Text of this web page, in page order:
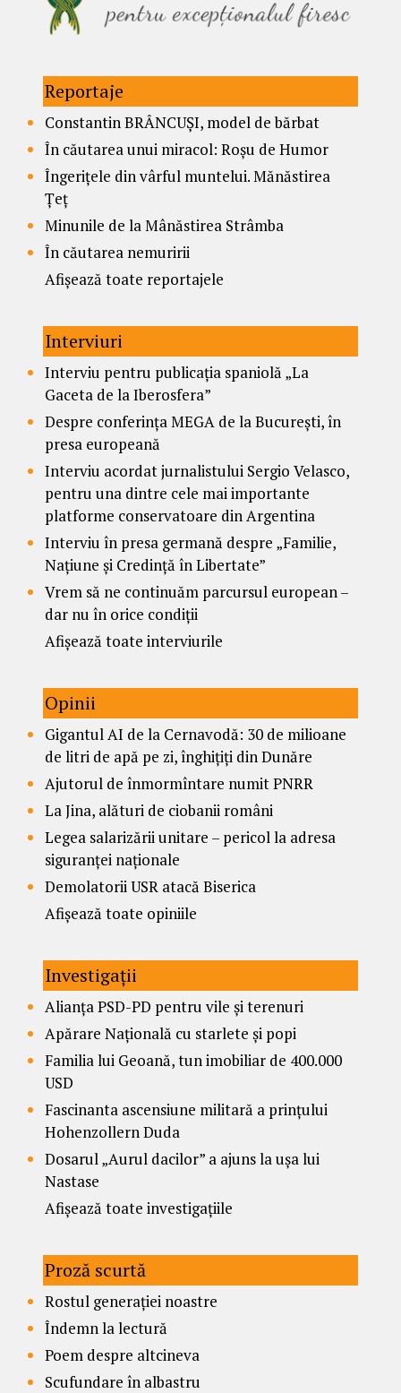
Reportaje
Constantin BRÂNCUȘI, model de bărbat
În căutarea unui miracol: Roșu de Humor
Îngerițele din vârful muntelui. Mănăstirea
Țeț
Minunile de la Mânăstirea Strâmba
În căutarea nemuririi
Afișează toate reportajele
Interviuri
Interviu pentru publicația spaniolă „La
Gaceta de la Iberosfera”
Despre conferința MEGA de la București, în
presa europeană
Interviu acordat jurnalistului Sergio Velasco,
pentru una dintre cele mai importante
platforme conservatoare din Argentina
Interviu în presa germană despre „Familie,
Națiune și Credință în Libertate”
Vrem să ne continuăm parcursul european –
dar nu în orice condiții
Afișează toate interviurile
Opinii
Gigantul AI de la Cernavodă: 30 de milioane
de litri de apă pe zi, înghițiți din Dunăre
Ajutorul de înmormîntare numit PNRR
La Jina, alături de ciobanii români
Legea salarizării unitare – pericol la adresa
siguranței naționale
Demolatorii USR atacă Biserica
Afișează toate opiniile
Investigații
Alianța PSD-PD pentru vile și terenuri
Apărare Națională cu starlete și popi
Familia lui Geoană, tun imobiliar de 400.000
USD
Fascinanta ascensiune militară a prințului
Hohenzollern Duda
Dosarul „Aurul dacilor” a ajuns la ușa lui
Nastase
Afișează toate investigațiile
Proză scurtă
Rostul generației noastre
Îndemn la lectură
Poem despre altcineva
Scufundare în albastru